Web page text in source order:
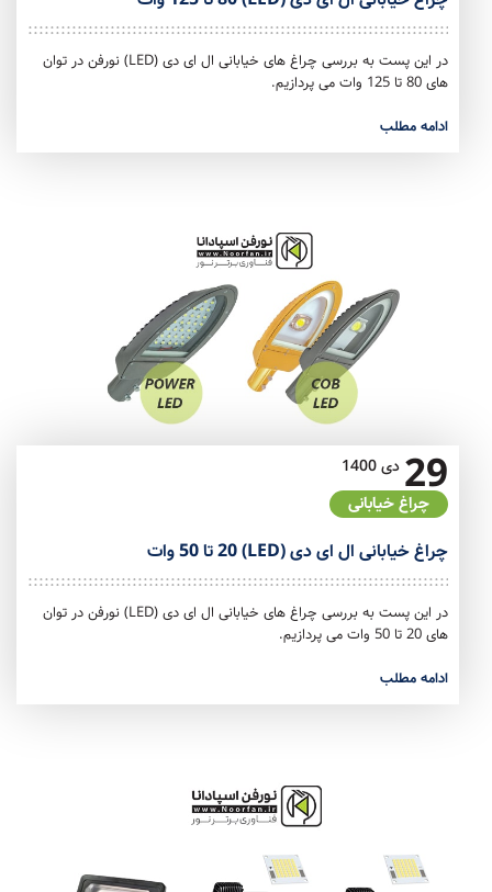
در این پست به بررسی چراغ های خیابانی ال ای دی (LED) نورفن در توان
های 80 تا 125 وات می پردازیم.
ادامه مطلب
29دی1400
چراغ خیابانی
چراغ خیابانی ال ای دی (LED) 20 تا 50 وات
در این پست به بررسی چراغ های خیابانی ال ای دی (LED) نورفن در توان
های 20 تا 50 وات می پردازیم.
ادامه مطلب